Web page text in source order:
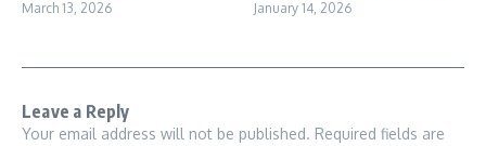
March 13, 2026 January 14, 2026
Leave a Reply
Your email address will not be published. Required fields are